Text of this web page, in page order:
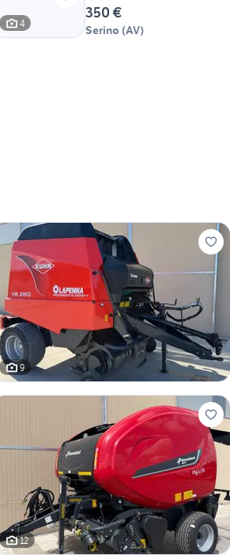
4
350 €
Serino (AV)
9
12